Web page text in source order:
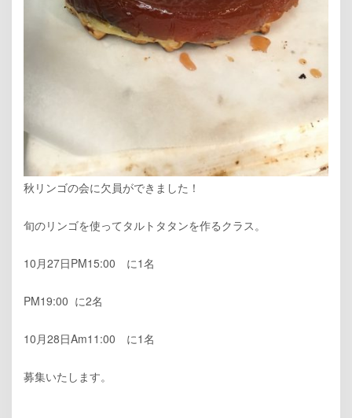
秋リンゴの会に欠員ができました！
旬のリンゴを使ってタルトタタンを作るクラス。
10月27日PM15:00 に1名
PM19:00 に2名
10月28日Am11:00 に1名
募集いたします。